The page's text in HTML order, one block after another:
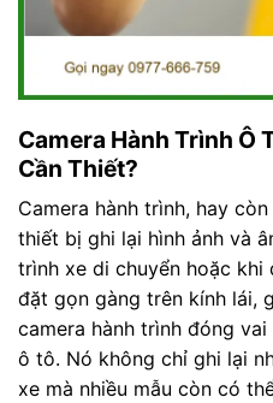
Camera Hành Trình Ô
Cần Thiết?
Camera hành trình, hay
thiết bị ghi lại hình ảnh và
trình xe di chuyển hoặc
đặt gọn gàng trên kính lái,
camera hành trình đóng
ô tô. Nó không chỉ ghi lại
xe mà nhiều mẫu còn có